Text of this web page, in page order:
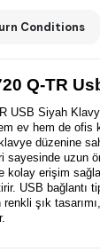
Conditions
Q-TR
USB Siyah
ev hem de ofis
düzenine
sayesinde uzun
kolay erişim
USB bağlantı
renkli şık